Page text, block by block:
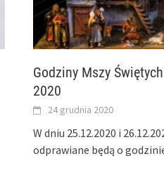
Godziny Mszy
2020
24 grudnia 2020
W dniu 25.12.2020 i
odprawiane będą o